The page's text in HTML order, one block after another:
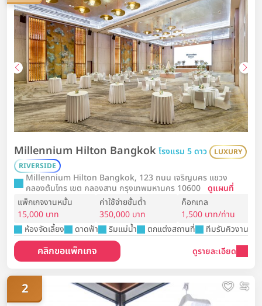
Millennium Hilton Bangkokโรงแรม 5 ดาว
LUXURY
RIVERSIDE
Millennium Hilton Bangkok, 123 ถนน เจริญนคร แขวง
คลองต้นไทร เขต คลองสาน กรุงเทพมหานคร 10600 ดูแผนที่
แพ็กเกจงานหมั้น
15,000 บาท
ค่าใช้จ่ายขั้นต่ำ
350,000 บาท
ค็อกเทล
1,500 บาท/ท่าน
ห้องจัดเลี้ยง
ดาดฟ้า ริมแม่น้ำ ตกแต่งสถานที่ ทีมรันคิวงาน
คลิกขอแพ็กเกจ ดูรายละเอียด
2